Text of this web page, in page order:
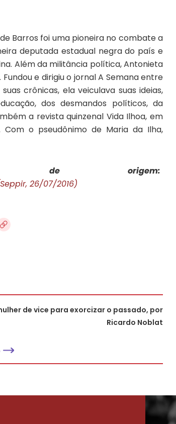
de Barros foi uma pioneira no combate a
deputada estadual negra do país e
Além da militância política, Antonieta
e dirigiu o jornal A Semana entre
crônicas, ela veiculava suas ideias,
dos desmandos políticos, da
a revista quinzenal Vida Ilhoa, em
Com o pseudônimo de Maria da Ilha,
de origem:
26/07/2016)
de vice para exorcizar o passado, por
Ricardo Noblat